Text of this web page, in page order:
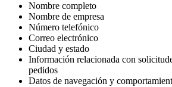
Nombre completo
Nombre de empresa
Número telefónico
Correo electrónico
Ciudad y estado
Información relacionada con
pedidos
Datos de navegación y